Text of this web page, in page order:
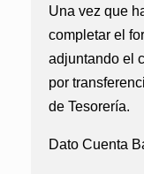
Una vez que
completar el
adjuntando el
por
de Tesorería.
Dato Cuenta